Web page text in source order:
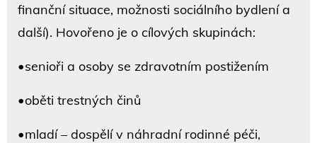
finanční situace, možnosti sociálního bydlení a
další). Hovořeno je o cílových skupinách:
•senioři a osoby se zdravotním postižením
•oběti trestných činů
•mladí – dospělí v náhradní rodinné péči,